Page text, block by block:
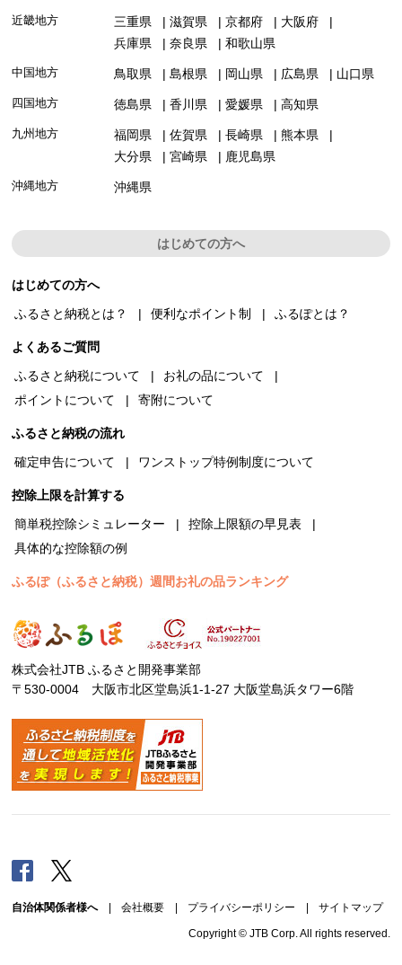
近畿地方 三重県 滋賀県 京都府
大阪府
兵庫県
奈良県 和歌山県
中国地方 鳥取県 島根県 岡山県 広島県 山口県
四国地方 徳島県 香川県 愛媛県 高知県
九州地方 福岡県 佐賀県 長崎県
熊本県
大分県
宮崎県 鹿児島県
沖縄地方 沖縄県
はじめての方へ
はじめての方へ
ふるさと納税とは？
便利なポイント制 ふるぽとは？
よくあるご質問
ふるさと納税について
お礼の品について
ポイントについて
寄附について
ふるさと納税の流れ
確定申告について
ワンストップ特例制度について
控除上限を計算する
簡単税控除シミュレーター
控除上限額の早見表
具体的な控除額の例
ふるぽ（ふるさと納税）週間お礼の品ランキング
株式会社JTB ふるさと開発事業部
〒530-0004 大阪市北区堂島浜1-1-27 大阪堂島浜タワー6階
Facebook
自治体関係者様へ| 会社概要 プライバシーポリシー サイトマップ
Copyright © JTB Corp. All rights reserved.